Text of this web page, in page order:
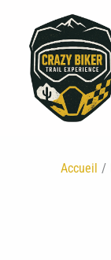
contenu
Accueil